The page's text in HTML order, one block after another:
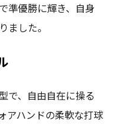
準優勝に輝き、自身
ました。
で、自由自在に操る
アハンドの柔軟な打球